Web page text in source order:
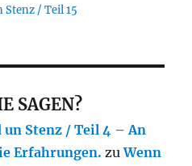
/ Teil 15
SAGEN?
un Stenz / Teil 4 – An
Erfahrungen. zuWenn